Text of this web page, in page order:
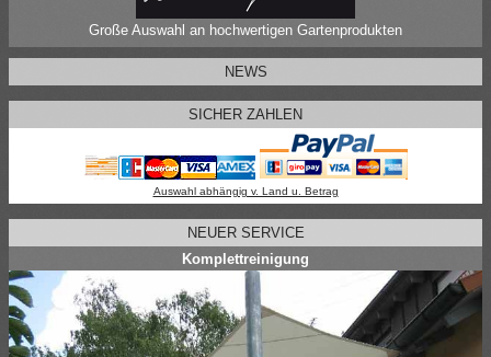
Große Auswahl an hochwertigen Gartenprodukten
NEWS
SICHER ZAHLEN
Auswahl abhängig v. Land u. Betrag
NEUER SERVICE
Komplettreinigung